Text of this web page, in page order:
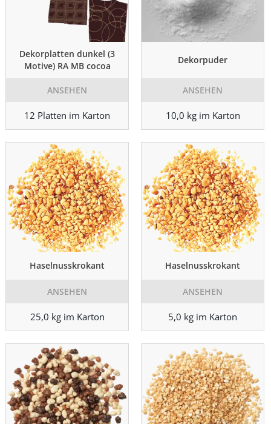
Dekorplatten dunkel (3
Motive) RA MB cocoa
ANSEHEN
12 Platten im Karton
Dekorpuder
ANSEHEN
10,0 kg im Karton
Haselnusskrokant
ANSEHEN
25,0 kg im Karton
Haselnusskrokant
ANSEHEN
5,0 kg im Karton